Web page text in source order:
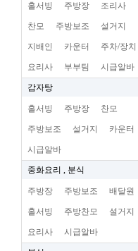
홀서빙 주방장 조리사
찬모 주방보조 설거지
지배인 카운터 주차/장치
요리사 부부팀 시급알바
감자탕
홀서빙 주방장 찬모
주방보조 설거지 카운터
시급알바
중화요리 , 분식
주방장 주방보조 배달원
홀서빙 주방찬모 설거지
요리사 시급알바